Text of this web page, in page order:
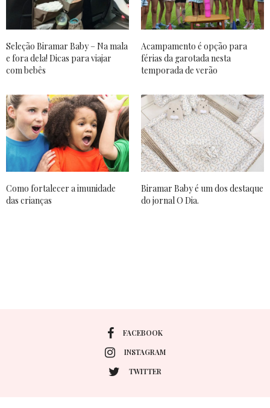
Seleção Biramar Baby – Na mala
e fora dela! Dicas para viajar
com bebês
Acampamento é opção para
férias da garotada nesta
temporada de verão
Como fortalecer a imunidade
das crianças
Biramar Baby é um dos destaque
do jornal O Dia.
FACEBOOK
INSTAGRAM
TWITTER